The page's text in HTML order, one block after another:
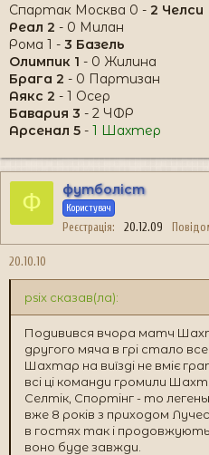
Спартак Москва 0 - 2 Челси
Реал 2 - 0 Милан
Рома 1 - 3 Базель
Олимпик 1 - 0 Жилина
Брага 2 - 0 Партизан
Аякс 2 - 1 Осер
Бавария 3 - 2 ЧФР
Арсенал 5 - 1 Шахтер
Ф футболіст
Користувач
Реєстрація 20.12.09
20.10.10
psix сказав(ла):
Подивився вчора матч
другого мяча в грі стало
Шахтар на виїзді не вміє
всі ці команди громили
Селтік, Спортінг - то
вже 8 років з приходом
в гостях так і
воно буде завжди.